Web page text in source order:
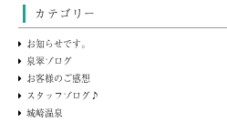
カテゴリー
お知らせです。
泉翠ブログ
お客様のご感想
スタッフブログ♪
城崎温泉